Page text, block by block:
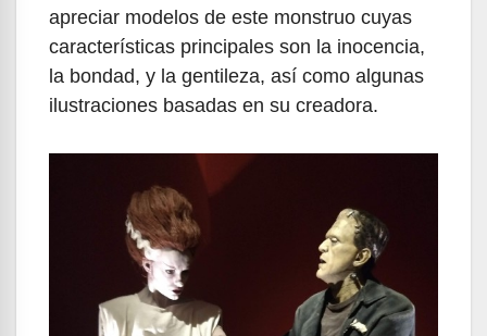
apreciar modelos de este monstruo cuyas
características principales son la inocencia,
la bondad, y la gentileza, así como algunas
ilustraciones basadas en su creadora.